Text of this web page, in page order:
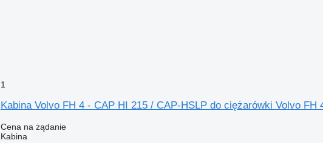
1
Kabina Volvo FH 4 - CAP HI 215 / CAP-HSLP do ciężarówki Volvo FH
Cena na żądanie
Kabina